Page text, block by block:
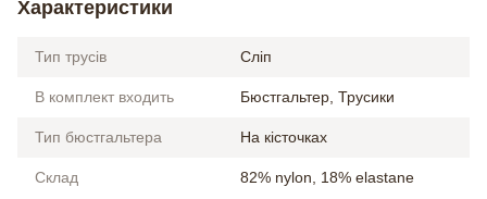
Характеристики
Тип трусів Сліп
В комплект входить Бюстгальтер, Трусики
Тип бюстгальтера На кісточках
Склад 82% nylon, 18% elastane